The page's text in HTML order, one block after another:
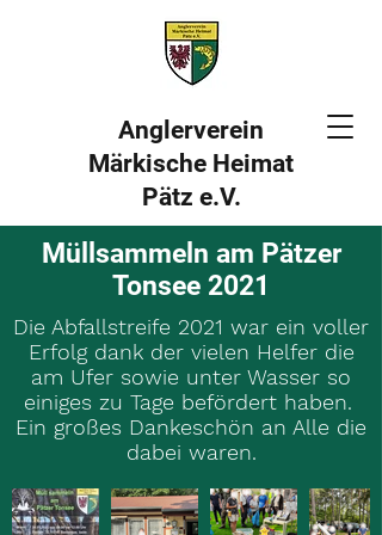
Anglerverein
Märkische Heimat
Pätz e.V.
Müllsammeln am Pätzer
Tonsee 2021
Die Abfallstreife 2021 war ein voller
Erfolg dank der vielen Helfer die
am Ufer sowie unter Wasser so
einiges zu Tage befördert haben.
Ein großes Dankeschön an Alle die
dabei waren.